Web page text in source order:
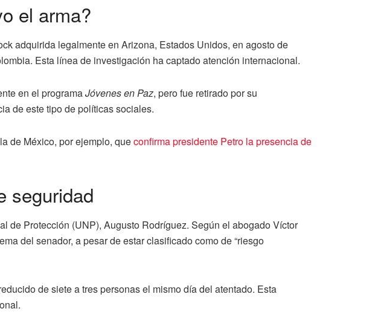
el arma?
adquirida legalmente en Arizona, Estados Unidos, en agosto de
Esta línea de investigación ha captado atención internacional.
en el programaJóvenes en Paz, pero fue retirado por su
de este tipo de políticas sociales.
de México, por ejemplo, queconfirma presidente Petro la presencia de
seguridad
de Protección (UNP), Augusto Rodríguez. Según el abogado Víctor
del senador, a pesar de estar clasificado como de “riesgo
de siete a tres personas el mismo día del atentado. Esta